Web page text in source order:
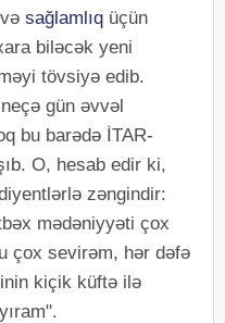
sağlamlıq üçün
biləcək yeni
tövsiyə edib.
gün əvvəl
bu barədə İTAR-
O, hesab edir ki,
zəngindir:
mədəniyyəti çox
çox sevirəm, hər dəfə
kiçik küftə ilə